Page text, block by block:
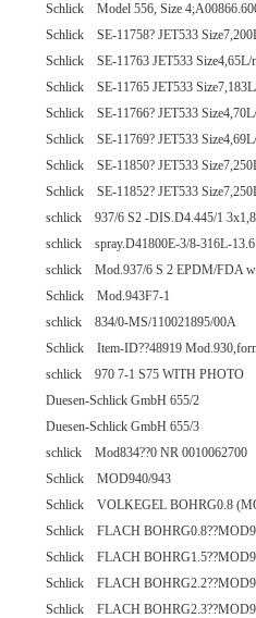
Schlick Model 556, Size
Schlick SE-11758? JET533
Schlick SE-11763 JET533 Size4,65L/
Schlick SE-11765 JET533
Schlick SE-11766? JET533
Schlick SE-11769? JET533
Schlick SE-11850? JET533
Schlick SE-11852? JET533
schlick 937/6 S2 -DIS.D4.445/1
schlick spray.D41800E-3/8-316L-13.6
schlick Mod.937/6 S 2 EPDM/FDA
Schlick Mod.943F7-1
schlick 834/0-MS/110021895/00A
Schlick Item-ID??48919
schlick 970 7-1 S75 WITH PHOTO
Duesen-Schlick GmbH 655/2
Duesen-Schlick GmbH 655/3
schlick Mod834??0 NR 0010062700
Schlick MOD940/943
Schlick VOLKEGEL BOHRG0.8
Schlick FLACH
Schlick FLACH
Schlick FLACH
Schlick FLACH